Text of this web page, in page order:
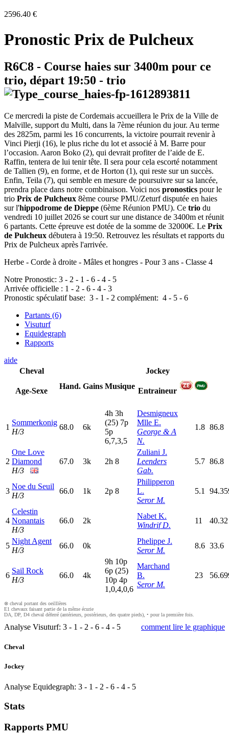
2596.40 €
Pronostic Prix de Pulcheux
R6C8 - Course haies sur 3400m pour ce
trio, départ 19:50 - trio
Ce mercredi la piste de Cordemais accueillera le Prix de la Ville de
Malville, support du Multi, dans la 7ème réunion du jour. Au terme
des 2825m, parmi les 16 concurrents, la victoire pourrait revenir à
Vinci Pierji (16), le plus riche du lot et associé à M. Barre pour
l’occasion. Aaron Boko (2), qui devrait profiter de l’aide de E.
Raffin, tentera de lui tenir tête. Il sera pour cela escorté notamment
de Tallien (9), en forme, et de Horton (1), qui reste sur un succès.
Enfin, Teila (7), qui semble en mesure de poursuivre sur sa lancée,
prendra place dans notre combinaison. Voici nos pronostics pour le
trio Prix de Pulcheux 8ème course PMU/Zeturf disputée en haies
sur l'hippodrome de Dieppe (6ème Réunion PMU). Ce trio du
vendredi 10 juillet 2026 se court sur une distance de 3400m et réunit
6 partants. Cette épreuve est dotée de la somme de 32000€. Le Prix
de Pulcheux débutera à 19:50. Retrouvez les résultats et rapports du
Prix de Pulcheux après l'arrivée.
Herbe - Corde à droite - Mâles et hongres - Pour 3 ans - Classe 4
Notre Pronostic: 3 - 2 - 1 - 6 - 4 - 5
Arrivée officielle : 1 - 2 - 6 - 4 - 3
Pronostic spéculatif base: 3 - 1 - 2 complément: 4 - 5 - 6
Partants (6)
Visuturf
Equidegraph
Rapports
aide
Cheval
Age-Sexe
Hand. Gains Musique
Jockey
Entraineur
1
Sommerkonig
H/3
68.0 6k
4h 3h
(25) 7p
5p
6,7,3,5
Desmigneux
Mlle E.
George & A
N.
1.8 86.8
2
One Love
Diamond
H/3
67.0 3k 2h 8
Zuliani J.
Leenders
Gab.
5.7 86.8
3
Noe du Seuil
H/3
66.0 1k 2p 8
Philipperon
L.
Seror M.
5.1
4
Celestin
Nonantais
H/3
66.0 2k
Nabet K.
Windrif D.
11 40.32
5
Night Agent
H/3
66.0 0k
Phelippe J.
Seror M.
8.6 33.6
6
Sail Rock
H/3
66.0 4k
9h 10p
6p (25)
10p 4p
1,0,4,0,6
Marchand
B.
Seror M.
23
⊗ cheval portant des oeilllères
E1 chevaux faisant partie de la même écurie
DA, DP, D4 cheval déferré (antérieurs, postérieurs, des quatre pieds), • pour la première fois.
Analyse Visuturf: 3 - 1 - 2 - 6 - 4 - 5 comment lire le graphique
Cheval
Jockey
Analyse Equidegraph: 3 - 1 - 2 - 6 - 4 - 5
Stats
Rapports PMU